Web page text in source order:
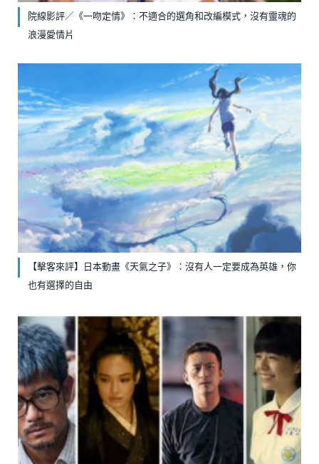
院線影評／《一吻定情》：不適合的選角和改編模式，沒有靈魂的
浪漫愛情片
【擊客來評】日本動畫《天氣之子》：沒有人一定要成為英雄，你
也有選擇的自由